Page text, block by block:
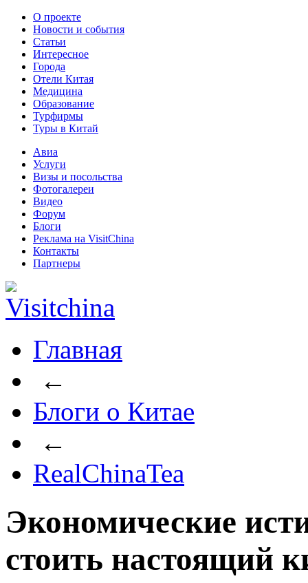
О проекте
Новости и события
Статьи
Интересное
Города
Отели Китая
Медицина
Образование
Турфирмы
Туры в Китай
Авиа
Услуги
Визы и посольства
Фотогалереи
Видео
Форум
Блоги
Реклама на VisitChina
Контакты
Партнеры
Главная
←
Блоги о Китае
←
RealChinaTea
Экономические
стоить настоящий